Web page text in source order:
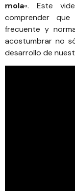
mola«. Este
comprender
frecuente y
acostumbrar no
desarrollo de